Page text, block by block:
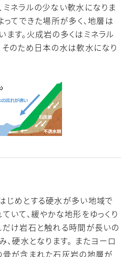
ミネラルの少ない軟水になりま
ってできた場所が多く、地層は
す。火成岩の多くはミネラル
そのため日本の水は軟水になり
じめとする硬水が多い地域で
いて、緩やかな地形をゆっくり
だけ岩石と触れる時間が長いの
、硬水となります。 またヨーロ
骨が含まれた石灰岩の地層が